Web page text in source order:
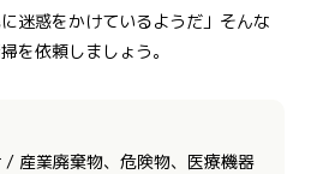
迷惑をかけているようだ」そんな
を依頼しましょう。
産業廃棄物、危険物、医療機器